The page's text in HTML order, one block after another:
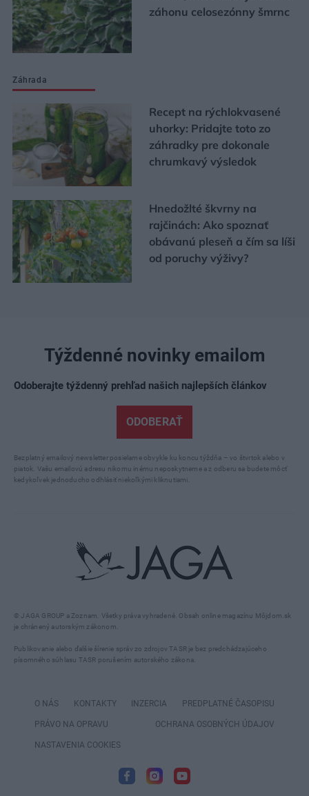
záhonu celosezónny šmrnc
Záhrada
Recept na rýchlokvasené
uhorky: Pridajte toto zo
záhradky pre dokonale
chrumkavý výsledok
Hnedožlté škvrny na
rajčinách: Ako spoznať
obávanú pleseň a čím sa líši
od poruchy výživy?
© JAGA GROUP a Zoznam. Všetky práva vyhradené. Obsah online magazínu Môjdom.sk
je chránený autorským zákonom.
Publikovanie alebo ďalšie šírenie správ zo zdrojov TASR je bez predchádzajúceho
písomného súhlasu TASR porušením autorského zákona.
Týždenné novinky emailom
Odoberajte týždenný prehľad našich najlepších článkov
ODOBERAŤ
Bezplatný emailový newsletter posielame obvykle ku koncu týždňa – vo štvrtok alebo v
piatok. Vašu emailovú adresu nikomu inému neposkytneme a z odberu sa budete môcť
kedykoľvek jednoducho odhlásiť niekoľkými kliknutiami.
O NÁS KONTAKTY INZERCIA PREDPLATNÉ ČASOPISU
PRÁVO NA OPRAVU OCHRANA OSOBNÝCH ÚDAJOV
NASTAVENIA COOKIES